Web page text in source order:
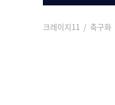
크레이지11 / 축구화